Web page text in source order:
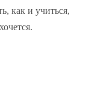
как и учиться,